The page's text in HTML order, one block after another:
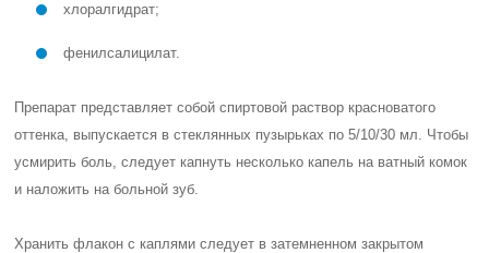
хлоралгидрат;
фенилсалицилат.
Препарат представляет собой спиртовой раствор красноватого
оттенка, выпускается в стеклянных пузырьках по 5/10/30 мл. Чтобы
усмирить боль, следует капнуть несколько капель на ватный комок
и наложить на больной зуб.
Хранить флакон с каплями следует в затемненном закрытом